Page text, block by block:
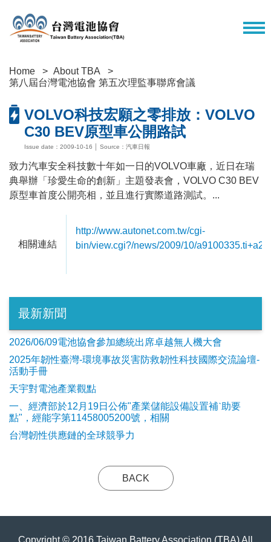
Home
About TBA
第八屆台灣電池協會 第五次理監事聯席會議
VOLVO科技宏願之零排放：VOLVO
C30 BEV原型車公開路試
Issue date：2009-10-16 │ Source：汽車日報
致力汽車安全科技數十年如一日的VOLVO車廠，近日在瑞
典舉辦「珍愛生命的創新」主題發表會，VOLVO C30 BEV
原型車首度公開亮相，並且進行實際道路測試。...
相關連結
http://www.autonet.com.tw/cgi-
bin/view.cgi?/news/2009/10/
最新新聞
2026/06/09電池協會參加總統出席卓越無人機大會
2025年韌性臺灣-環境事故災害防救韌性科技國際交流論壇-
活動手冊
天宇對電池產業觀點
​一、經濟部於12月19日公佈"產業儲能設備設置補ˋ助要
點"，經能字第11458005200號，相關
台灣韌性供應鏈的全球競爭力
BACK